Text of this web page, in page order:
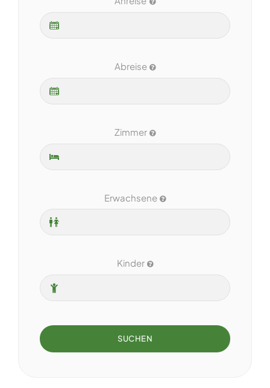
Abreise
Zimmer
Erwachsene
Kinder
SUCHEN